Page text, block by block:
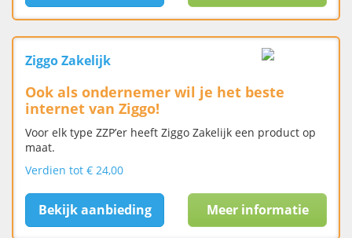
Ziggo Zakelijk
Ook als ondernemer wil je het beste
internet van Ziggo!
Voor elk type ZZP’er heeft Ziggo Zakelijk een product op
maat.
Verdien tot € 24,00
Bekijk aanbieding Meer informatie